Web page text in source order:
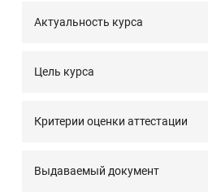
Актуальность курса
Цель курса
Критерии оценки аттестации
Выдаваемый документ